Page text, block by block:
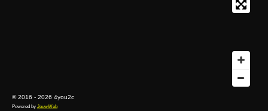
© 2016 - 2026 4you2c
Powered by JouwWeb